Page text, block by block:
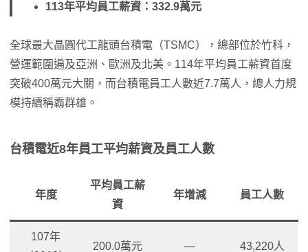
113年平均員工薪資：332.9萬元
全球最大晶圓代工龍頭台積電（TSMC），總部位於竹科，
營運範圍遍及亞洲、歐洲及北美。114年平均員工薪資首度
突破400萬元大關，而台積電員工人數近7.7萬人，總人力規
模持續稱霸群雄。
台積電近8年員工平均薪資及員工人數
年度
平均員工薪
資
年增減 員工人數
107年
200.0萬元 — 43,220人